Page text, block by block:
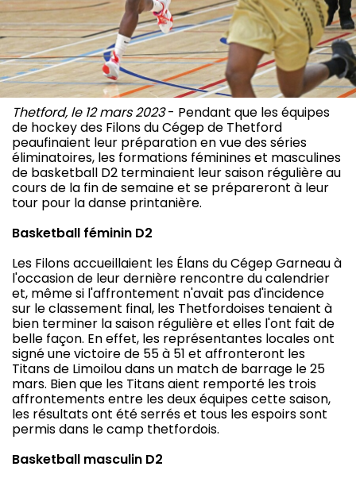
Thetford, le 12 mars 2023- Pendant que les équipes
de hockey des Filons du Cégep de Thetford
peaufinaient leur préparation en vue des séries
éliminatoires, les formations féminines et masculines
de basketball D2 terminaient leur saison régulière au
cours de la fin de semaine et se prépareront à leur
tour pour la danse printanière.
Basketball féminin D2
Les Filons accueillaient les Élans du Cégep Garneau à
l'occasion de leur dernière rencontre du calendrier
et, même si l'affrontement n'avait pas d'incidence
sur le classement final, les Thetfordoises tenaient à
bien terminer la saison régulière et elles l'ont fait de
belle façon. En effet, les représentantes locales ont
signé une victoire de 55 à 51 et affronteront les
Titans de Limoilou dans un match de barrage le 25
mars. Bien que les Titans aient remporté les trois
affrontements entre les deux équipes cette saison,
les résultats ont été serrés et tous les espoirs sont
permis dans le camp thetfordois.
Basketball masculin D2